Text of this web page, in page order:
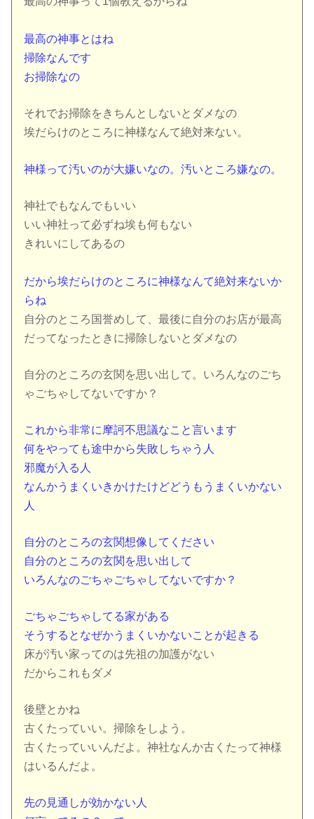
最高の神事とはね
掃除なんです
お掃除なの
それでお掃除をきちんとしないとダメなの
埃だらけのところに神様なんて絶対来ない。
神様って汚いのが大嫌いなの。汚いところ嫌なの。
神社でもなんでもいい
いい神社って必ずね埃も何もない
きれいにしてあるの
だから埃だらけのところに神様なんて絶対来ないか
らね
自分のところ国誉めして、最後に自分のお店が最高
だってなったときに掃除しないとダメなの
自分のところの玄関を思い出して。いろんなのごち
ゃごちゃしてないですか？
これから非常に摩訶不思議なこと言います
何をやっても途中から失敗しちゃう人
邪魔が入る人
なんかうまくいきかけたけどどうもうまくいかない
人
自分のところの玄関想像してください
自分のところの玄関を思い出して
いろんなのごちゃごちゃしてないですか？
ごちゃごちゃしてる家がある
そうするとなぜかうまくいかないことが起きる
床が汚い家ってのは先祖の加護がない
だからこれもダメ
後壁とかね
古くたっていい。掃除をしよう。
古くたっていいんだよ。神社なんか古くたって神様
はいるんだよ。
先の見通しが効かない人